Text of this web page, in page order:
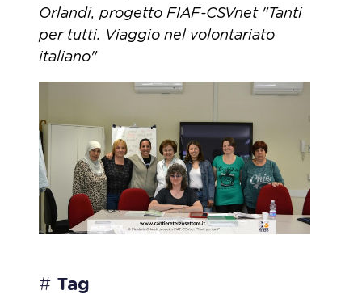
Orlandi, progetto FIAF-CSVnet "Tanti
per tutti. Viaggio nel volontariato
italiano"
# Tag